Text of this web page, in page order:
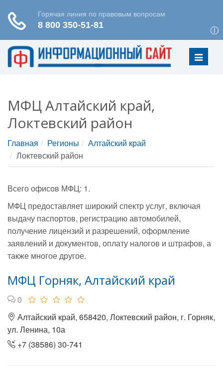
Меню
МФЦ Алтайский край,
Локтевский район
Главная Регионы
Алтайский край
Локтевский район
Всего офисов МФЦ: 1.
МФЦ предоставляет широкий спектр услуг, включая
выдачу паспортов, регистрацию автомобилей,
получение лицензий и разрешений, оформление
заявлений и документов, оплату налогов и штрафов, а
также многое другое.
МФЦ Горняк, Алтайский край
0
Алтайский край, 658420, Локтевский район, г. Горняк,
ул. Ленина, 10а
+7 (38586) 30-741